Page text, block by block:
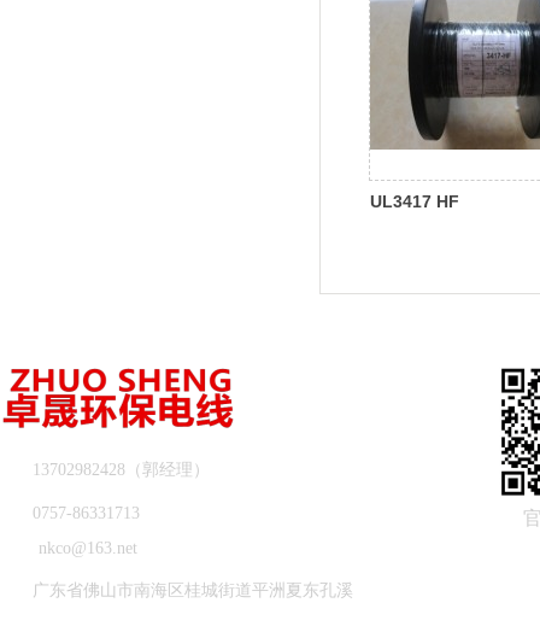
UL3417 HF
13702982428（郭经理）
nkco@163.net
广东省佛山市南海区桂城街道平洲夏东孔溪
0757-86331713